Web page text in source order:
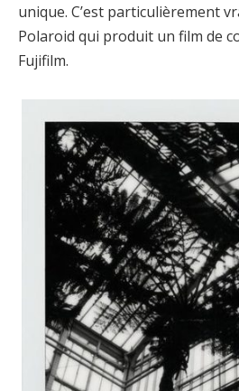
unique. C’est particulièrement
Polaroid qui produit un film de
Fujifilm.